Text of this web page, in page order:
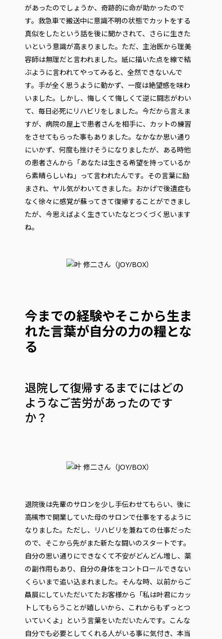
があったのでしょうか、奇跡的に命が助かったので
す。救急車で搬送中に意識不明の状態でカットをする
真似をしたという話を後に聞かされて、さらに生きた
いという意識が高まりました。ただ、主治医から理美
容師は無理だと言われました。紙に描いた点を線で結
ぶように言われてやってみると、全然できないんで
す。手が全く思うように動かず、一度は絶望感を味わ
いました。しかし、悔しくて悔しくて逆に闘志がわい
て、毎日必死にリハビリをしました。今だから言えま
すが、病院の屋上で患者さんを相手に、カットの練習
をさせてもらった事もありました。なかなか思い通り
にいかず、何度も挫けそうになりましたが、ある時他
の患者さんから「あなたは生きる希望を持っているか
ら素晴らしいね」って言われたんです。その言葉に励
まされ、ヤル気がわいてきました。おかげで後遺症も
なく徐々に感覚が蘇ってきて復帰することができまし
たが、今思えばよく生きていたなとつくづく思います
ね。
今までの経験やそこから生ま
れた言葉が自分の力の糧とな
る
退院して復帰するまでにはどの
ようなご苦労があったのです
か？
退院後は先輩のサロンを少し手伝わせてもらい、後に
高槻市で開業していた母のサロンで仕事をするように
なりました。ただし、リハビリを兼ねての仕事だった
ので、そこから先がまた新たな闘いのスタートです。
自分の思い通りにできなくて不安がどんどん増し、薬
の副作用もあり、自分の身体をコントロールできない
くらいまで追い込まれました。そんな時、以前からご
贔屓にしていただいてたお客様から「私は叶君にカッ
トしてもらうことが嬉しいから、これからもずっとつ
いていくよ」という言葉をいただいたんです。こんな
自分でも必要としてくれる人がいる事に気付き、本当